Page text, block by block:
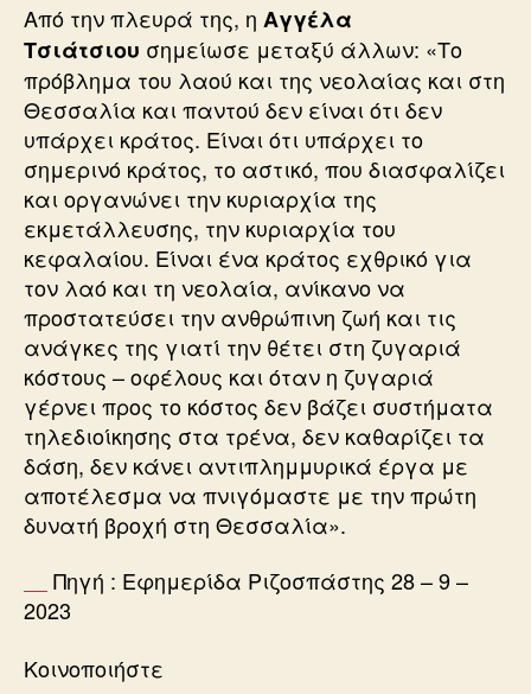
Από την πλευρά της, η Αγγέλα
Τσιάτσιου σημείωσε μεταξύ άλλων: «Το
πρόβλημα του λαού και της νεολαίας και στη
Θεσσαλία και παντού δεν είναι ότι δεν
υπάρχει κράτος. Είναι ότι υπάρχει το
σημερινό κράτος, το αστικό, που διασφαλίζει
και οργανώνει την κυριαρχία της
εκμετάλλευσης, την κυριαρχία του
κεφαλαίου. Είναι ένα κράτος εχθρικό για
τον λαό και τη νεολαία, ανίκανο να
προστατεύσει την ανθρώπινη ζωή και τις
ανάγκες της γιατί την θέτει στη ζυγαριά
κόστους – οφέλους και όταν η ζυγαριά
γέρνει προς το κόστος δεν βάζει συστήματα
τηλεδιοίκησης στα τρένα, δεν καθαρίζει τα
δάση, δεν κάνει αντιπλημμυρικά έργα με
αποτέλεσμα να πνιγόμαστε με την πρώτη
δυνατή βροχή στη Θεσσαλία».
Πηγή : Εφημερίδα Ριζοσπάστης 28 – 9 –
2023
Κοινοποιήστε